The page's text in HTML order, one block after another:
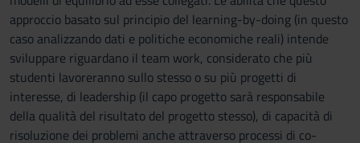
approccio basato sul principio del learning-by-doing (in questo
caso analizzando dati e politiche economiche reali) intende
sviluppare riguardano il team work, considerato che più
studenti lavoreranno sullo stesso o su più progetti di
interesse, di leadership (il capo progetto sarà responsabile
della qualità del risultato del progetto stesso), di capacità di
risoluzione dei problemi anche attraverso processi di co-